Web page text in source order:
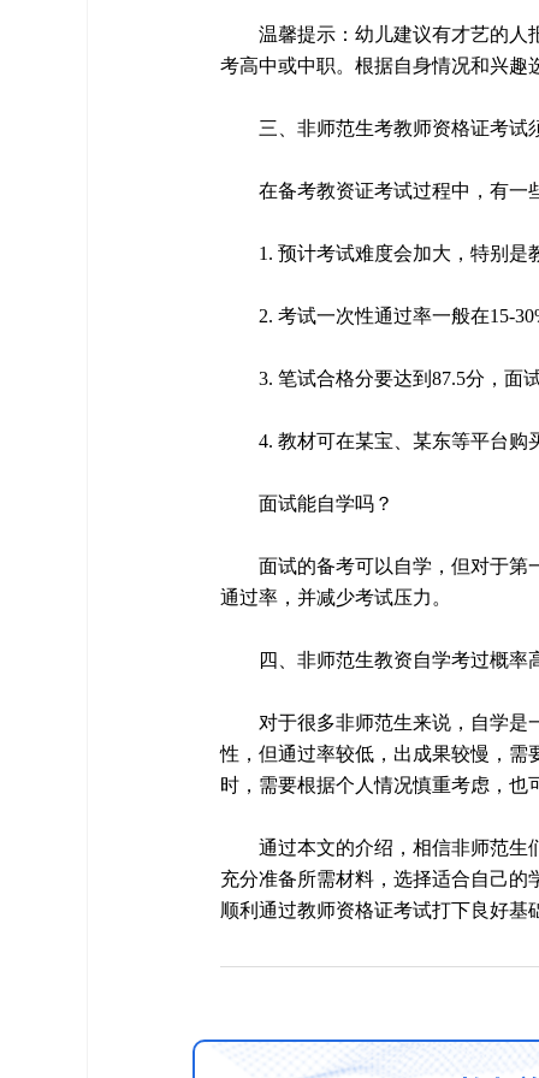
温馨提示：幼儿建议有才艺的人
考高中或中职。根据自身情况和兴趣
三、非师范生考教师资格证考试
在备考教资证考试过程中，有一
1. 预计考试难度会加大，特别
2. 考试一次性通过率一般在15-
3. 笔试合格分要达到87.5分，面
4. 教材可在某宝、某东等平台
面试能自学吗？
面试的备考可以自学，但对于第
通过率，并减少考试压力。
四、非师范生教资自学考过概率
对于很多非师范生来说，自学是
性，但通过率较低，出成果较慢，需
时，需要根据个人情况慎重考虑，也
通过本文的介绍，相信非师范生
充分准备所需材料，选择适合自己
顺利通过教师资格证考试打下良好